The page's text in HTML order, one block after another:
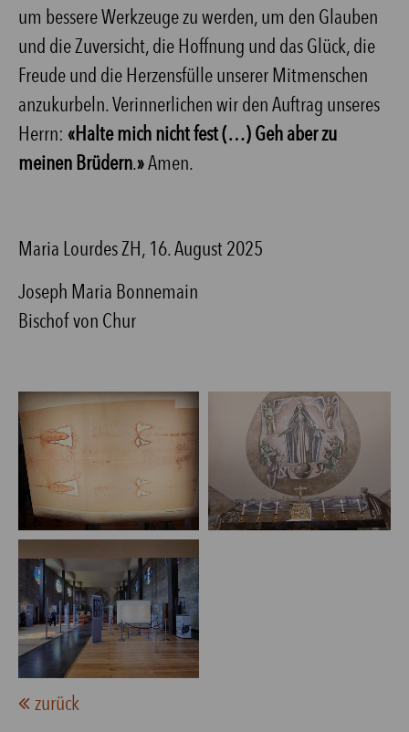
um bessere Werkzeuge zu werden, um den Glauben
und die Zuversicht, die Hoffnung und das Glück, die
Freude und die Herzensfülle unserer Mitmenschen
anzukurbeln. Verinnerlichen wir den Auftrag unseres
Herrn: «Halte mich nicht fest (…) Geh aber zu
meinen Brüdern.»Amen.
Maria Lourdes ZH, 16. August 2025
Joseph Maria Bonnemain
Bischof von Chur
zurück